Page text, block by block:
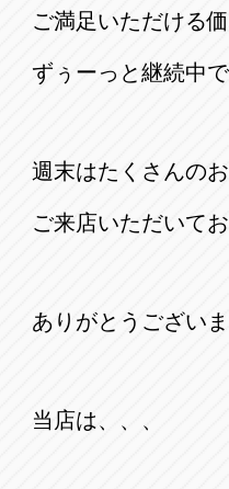
ア
ア
ル尾張旭店
ル岩倉店
岩倉市大地町長
清須市春日砂賀
ご満足いただける
ずぅーっと継続中
週末はたくさんの
ご来店いただいて
ありがとうござい
当店は、、、